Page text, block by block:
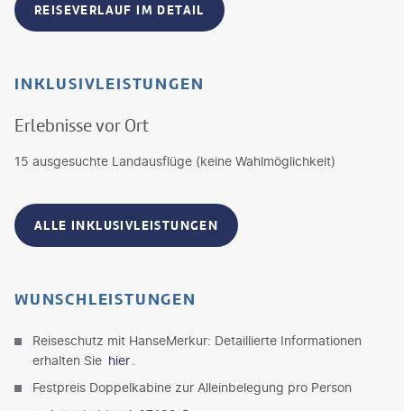
REISEVERLAUF IM DETAIL
INKLUSIVLEISTUNGEN
Erlebnisse vor Ort
15 ausgesuchte Landausflüge (keine Wahlmöglichkeit)
ALLE INKLUSIVLEISTUNGEN
WUNSCHLEISTUNGEN
Reiseschutz mit HanseMerkur: Detaillierte Informationen
erhalten Sie hier
Festpreis Doppelkabine zur Alleinbelegung pro Person